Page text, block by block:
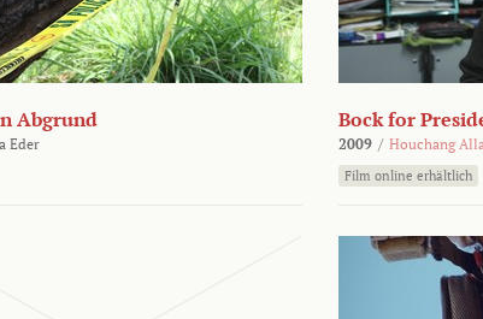
Abgrund
Eder
Bock for
2009 / Houchang
Film online erhältlich